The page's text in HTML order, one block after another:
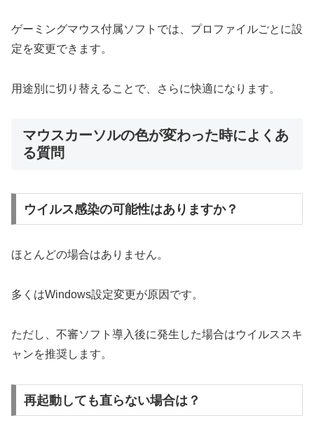
ゲーミングマウス付属ソフトでは、プロファイルごとに設
定を変更できます。
用途別に切り替えることで、さらに快適になります。
マウスカーソルの色が変わった時によくあ
る質問
ウイルス感染の可能性はありますか？
ほとんどの場合はありません。
多くはWindows設定変更が原因です。
ただし、不審ソフト導入後に発生した場合はウイルススキ
ャンを推奨します。
再起動しても直らない場合は？